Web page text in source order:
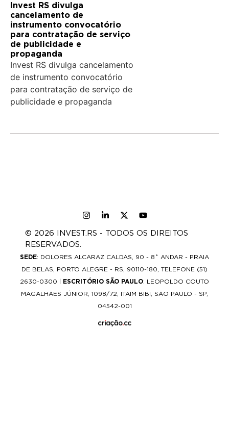
Invest RS divulga
cancelamento de
instrumento convocatório
para contratação de serviço
de publicidade e
propaganda
Invest RS divulga cancelamento
de instrumento convocatório
para contratação de serviço de
publicidade e propaganda
© 2026 INVEST.RS - TODOS OS DIREITOS
RESERVADOS.
SEDE: DOLORES ALCARAZ CALDAS, 90 - 8˚ ANDAR - PRAIA
DE BELAS, PORTO ALEGRE - RS, 90110-180, TELEFONE (51)
2630-0300 | ESCRITÓRIO SÃO PAULO: LEOPOLDO COUTO
MAGALHÃES JÚNIOR, 1098/72, ITAIM BIBI, SÃO PAULO - SP,
04542-001